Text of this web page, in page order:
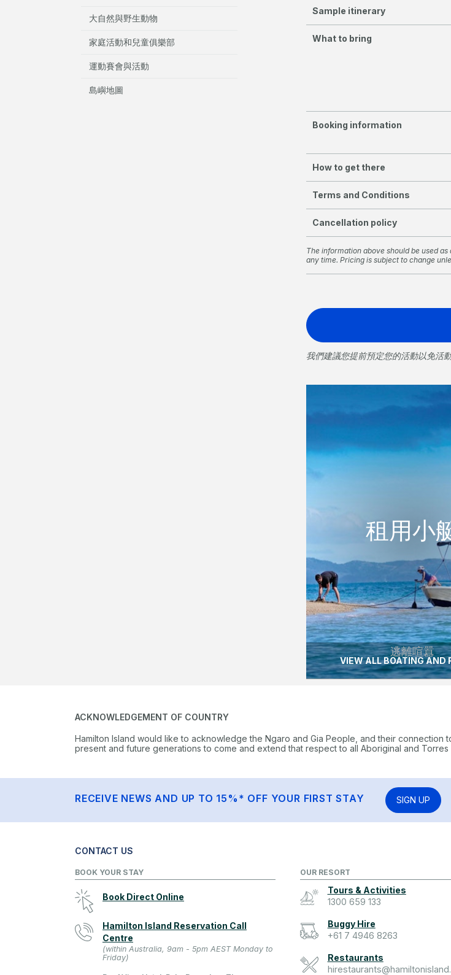
大自然與野生動物
家庭活動和兒童俱樂部
運動賽會與活動
島嶼地圖
Sample itinerary
What to bring
Booking information
How to get there
Terms and Conditions
Cancellation policy
The information above should be used
any time. Pricing is subject to change
我們建議您提前預定您的活動以免活
逃離喧囂
租用小
參觀隱蔽的洞穴，或看魟魚海
遊，或只是放鬆和享
READ MORE
VIEW ALL BOATING AND
ACKNOWLEDGEMENT OF COUNTRY
Hamilton Island would like to acknowledge the Ngaro and Gia People, and their connection
present and future generations to come and extend that respect to all Aboriginal and Torres
RECEIVE NEWS AND UP TO 15%* OFF YOUR FIRST STAY SIGN UP
CONTACT US
BOOK YOUR STAY
Book Direct Online
Hamilton Island Reservation Call
Centre
(within Australia, 9am - 5pm AEST Monday to
Friday)
OUR RESORT
Tours & Activities
1300 659 133
Buggy Hire
+61 7 4946 8263
Restaurants